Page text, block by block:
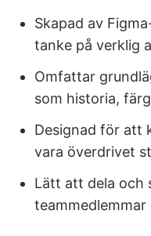
Skapad av
tanke på verklig
Omfattar
som historia,
Designad för att
vara överdrivet
Lätt att dela och
teammedlemmar